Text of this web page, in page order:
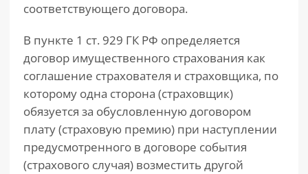
соответствующего договора.
В пункте 1 ст. 929 ГК РФ определяется
договор имущественного страхования как
соглашение страхователя и страховщика, по
которому одна сторона (страховщик)
обязуется за обусловленную договором
плату (страховую премию) при наступлении
предусмотренного в договоре события
(страхового случая) возместить другой